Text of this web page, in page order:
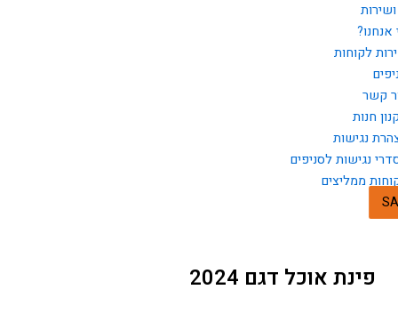
אנחנו?
לקוחות
קשר
חנות
נגישות
נגישות לסניפים
ממליצים
פינת אוכל דגם 2024